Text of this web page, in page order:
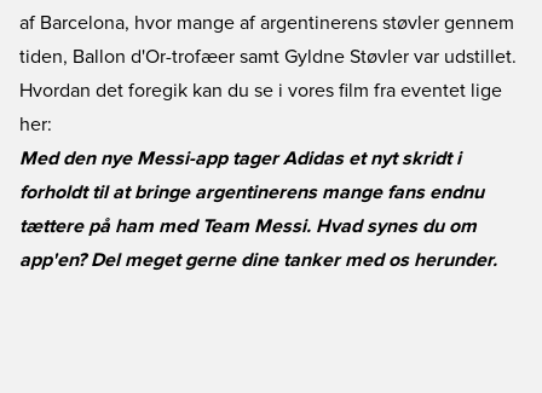
af Barcelona, hvor mange af argentinerens støvler gennem
tiden, Ballon d'Or-trofæer samt Gyldne Støvler var udstillet.
Hvordan det foregik kan du se i vores film fra eventet lige
her:
Med den nye Messi-app tager Adidas et nyt skridt i
forholdt til at bringe argentinerens mange fans endnu
tættere på ham med Team Messi. Hvad synes du om
app'en? Del meget gerne dine tanker med os herunder.